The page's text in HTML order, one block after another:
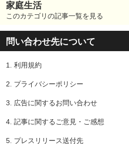
家庭生活
このカテゴリの記事一覧を見る
問い合わせ先について
1. 利用規約
2. プライバシーポリシー
3. 広告に関するお問い合わせ
4. 記事に関するご意見・ご感想
5. プレスリリース送付先